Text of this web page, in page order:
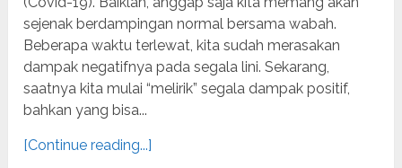
sejenak berdampingan normal bersama wabah.
Beberapa waktu terlewat, kita sudah merasakan
dampak negatifnya pada segala lini. Sekarang,
saatnya kita mulai “melirik” segala dampak positif,
bahkan yang bisa...
[Continue reading...]